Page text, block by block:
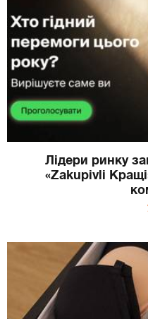
Лідери ринку
«Zakupivli